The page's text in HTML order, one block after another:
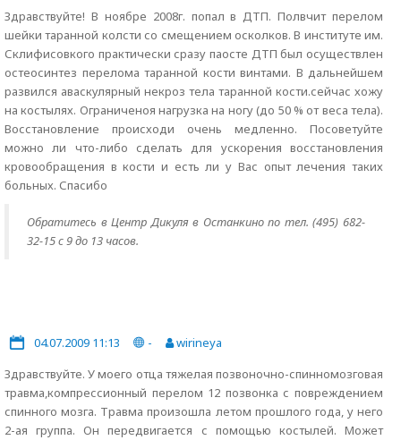
Здравствуйте! В ноябре 2008г. попал в ДТП. Полвчит перелом
шейки таранной колсти со смещением осколков. В институте им.
Склифисовкого практически сразу паосте ДТП был осуществлен
остеосинтез перелома таранной кости винтами. В дальнейшем
развился аваскулярный некроз тела таранной кости.сейчас хожу
на костылях. Ограниченоя нагрузка на ногу (до 50 % от веса тела).
Восстановление происходи очень медленно. Посоветуйте
можно ли что-либо сделать для ускорения восстановления
кровообращения в кости и есть ли у Вас опыт лечения таких
больных. Спасибо
Обратитесь в Центр Дикуля в Останкино по тел. (495) 682-
32-15 с 9 до 13 часов.
04.07.2009 11:13 -
wirineya
Здравствуйте. У моего отца тяжелая позвоночно-спинномозговая
травма,компрессионный перелом 12 позвонка с повреждением
спинного мозга. Травма произошла летом прошлого года, у него
2-ая группа. Он передвигается с помощью костылей. Может